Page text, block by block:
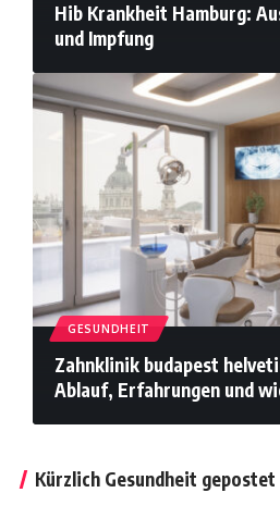
Hib Krankheit Hamburg:
und Impfung
GESUNDHEIT
Zahnklinik budapest
Ablauf, Erfahrungen und
Kürzlich Gesundheit gepostet